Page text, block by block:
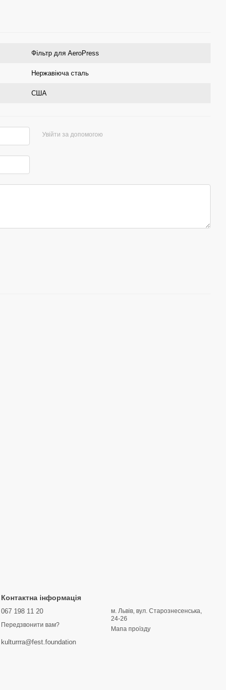
Фільтр для AeroPress
Нержавіюча сталь
США
Увійти за допомогою
Контактна інформація
067 198 11 20
Передзвонити вам?
kulturrra@fest.foundation
м. Львів, вул. Старознесенська,
24-26
Мапа проїзду